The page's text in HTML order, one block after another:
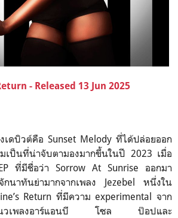
- Released 13 Jun 2025
เดบิวต์คือ Sunset Melody ที่ได้ปล่อยออก
เป็นที่น่าจับตามองมากขึ้นในปี 2023 เมื่อ
ที่มีชื่อว่า Sorrow At Sunrise ออกมา
กนาทันย่ามากจากเพลง Jezebel หนึ่งใน
Return ที่มีความ experimental จาก
แนวเพลงอาร์แอนบี โซล ป๊อปและ